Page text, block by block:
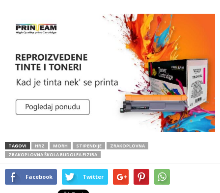
TAGOVI HRZ MORH STIPENDIJE
ZRAKOPLOVNA
ZRAKOPLOVNA ŠKOLA RUDOLFA FIZIRA
Facebook Twitter